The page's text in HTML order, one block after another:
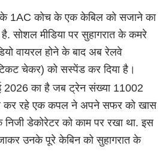
के 1AC कोच के एक केबिल को सजाने का
सोशल मीडिया पर सुहागरात के कमरे
वायरल होने के बाद अब रेलवे
चेकर) को सस्पेंड कर दिया है।
2026 का है जब ट्रेन संख्या 11002
कर रहे एक कपल ने अपने सफर को खास
डेकोरेटर को काम पर रखा था. इस
उनके पूरे केबिन को सुहागरात के